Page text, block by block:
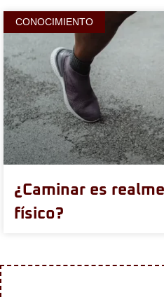
CONOCIMIENTO
¿Caminar es
físico?